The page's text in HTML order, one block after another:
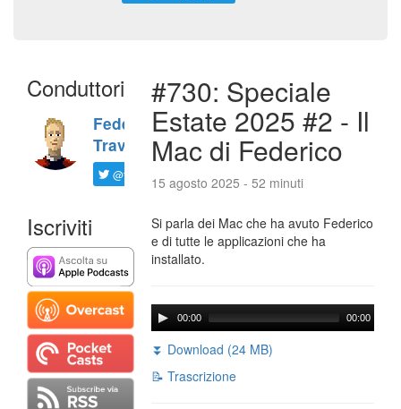
Conduttori
Federico
Travaini
@ftrava
Iscriviti
#730: Speciale
Estate 2025 #2 - Il
Mac di Federico
15 agosto 2025 - 52 minuti
Si parla dei Mac che ha avuto Federico
e di tutte le applicazioni che ha
installato.
00:00 00:00
⏬ Download (24 MB)
📝 Trascrizione